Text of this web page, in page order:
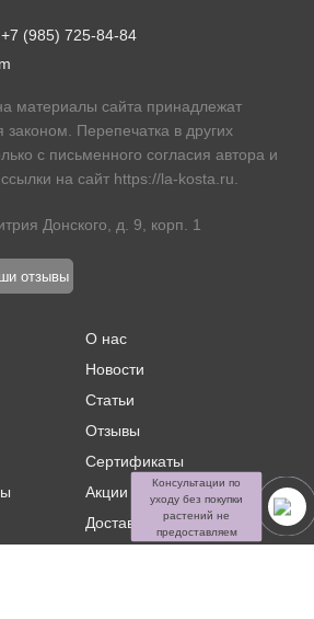
+7 (985) 725-84-84
материалы сайта принадлежат
Перепечатка в других
с письменного согласия автора и
на сайт https://la-kosta.ru
Донского, д. 9, корп. 1
отзывы
О нас
Новости
Статьи
Отзывы
Сертификаты
Акции и скидки
Доставка и оплата
Консультации по
уходу без покупки
растений не
предоставляем